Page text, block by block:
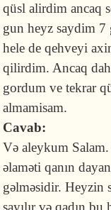
qüsl alirdim ancaq
gun heyz saydim
hele de qehveyi
qilirdim. Ancaq
gordum ve tekrar
almamisam.
Cavab:
Və aleykum Salam.
əlaməti qanın
gəlməsidir. Heyzin
sayılır və qadın bu